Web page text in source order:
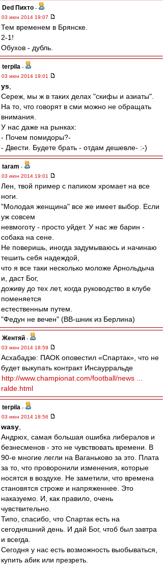
Ded Пихто -
03 июн 2014 19:07
Тем временем в Брянске.
2-1!
Обухов - дубль.
terpila -
03 июн 2014 19:01
ys
Сереж, мы ж в таких делах "скифы и азиаты".
На то, что говорят в сми можно не обращать
внимания.
У нас даже на рынках:
- Почем помидоры?-
- Двести. Будете брать - отдам дешевле- :-)
taram -
03 июн 2014 19:01
Лен, твой пример с папиком хромает на все
ноги.
"Молодая женщина" все же имеет выбор. Если
уж совсем
невмоготу - просто уйдет. У нас же барин -
собака на сене.
Не поверишь, иногда задумываюсь и начинаю
тешить себя надеждой,
что я все таки несколько моложе Арнольдыча
и, даст Бог,
доживу до тех лет, когда руководство в клубе
поменяется
естественным путем.
"Федун не вечен" (ВВ-шник из Берлина)
Жентяй -
03 июн 2014 18:59
Асхабадзе: ПАОК оповестил «Спартак», что не
будет выкупать контракт Инсаурральде
http://www.championat.com/football/news ...
ralde.html
terpila -
03 июн 2014 18:56
wasy
Андрюх, самая большая ошибка либералов и
безнесменов - это не чувствовать времени. В
90-е многие легли на Ваганьково за это. Плата
за то, что проворонили изменения, которые
носятся в воздухе. Не заметили, что времена
становятся строже и напряженнее. Это
наказуемо. И, как правило, очень
чувствительно.
Типо, спасибо, что Спартак есть на
сегодняшний день. И дай Бог, чтоб был завтра
и всегда.
Сегодня у нас есть возможность выобываться,
купить абик или презреть.